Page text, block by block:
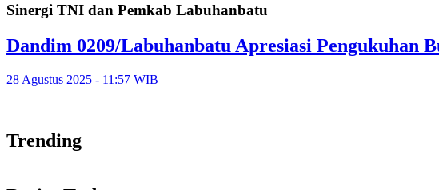
Sinergi TNI dan Pemkab Labuhanbatu
Dandim 0209/Labuhanbatu Apresiasi Pengukuhan
28 Agustus 2025 - 11:57 WIB
Trending